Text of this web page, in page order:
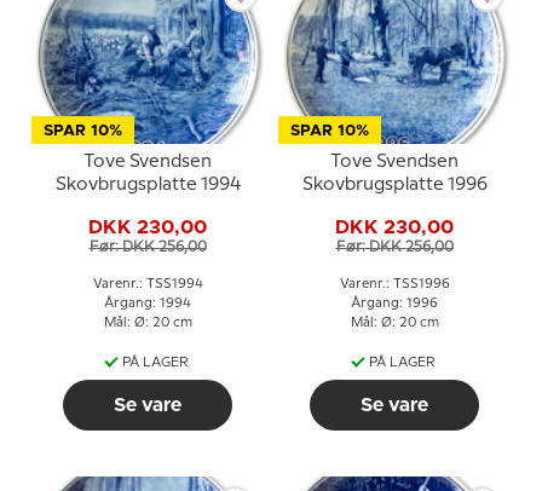
SPAR 10%
Tove Svendsen
Skovbrugsplatte 1994
DKK 230,00
Før: DKK 256,00
Varenr.: TSS1994
Årgang: 1994
Mål: Ø: 20 cm
PÅ LAGER
Se vare
SPAR 10%
Tove Svendsen
Skovbrugsplatte 1996
DKK 230,00
Før: DKK 256,00
Varenr.: TSS1996
Årgang: 1996
Mål: Ø: 20 cm
PÅ LAGER
Se vare